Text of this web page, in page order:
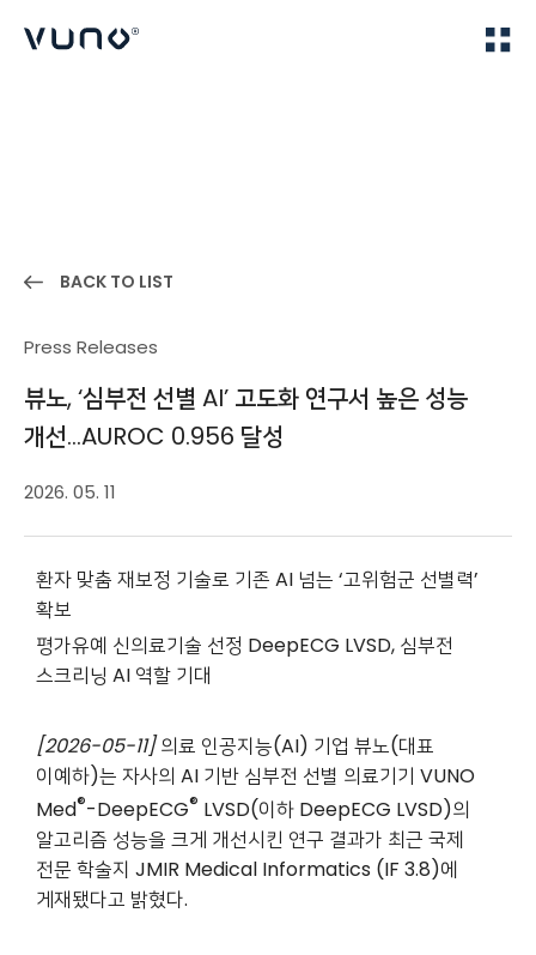
BACK TO LIST
Press Releases
뷰노, ‘심부전 선별 AI’ 고도화 연구서 높은 성능
개선…AUROC 0.956 달성
2026. 05. 11
환자 맞춤 재보정 기술로 기존 AI 넘는 ‘고위험군 선별력’
확보
평가유예 신의료기술 선정 DeepECG LVSD, 심부전
스크리닝 AI 역할 기대
[2026-05-11]의료 인공지능(AI) 기업 뷰노(대표
이예하)는 자사의 AI 기반 심부전 선별 의료기기 VUNO
Med®-DeepECG® LVSD(이하 DeepECG LVSD)의
알고리즘 성능을 크게 개선시킨 연구 결과가 최근 국제
전문 학술지 JMIR Medical Informatics (IF 3.8)에
게재됐다고 밝혔다.